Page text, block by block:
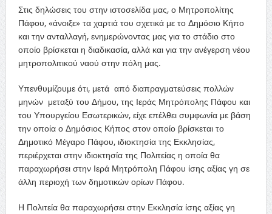
Στις δηλώσεις του στην ιστοσελίδα μας, ο Μητροπολίτης
Πάφου, «άνοιξε» τα χαρτιά του σχετικά με το Δημόσιο Κήπο
και την ανταλλαγή, ενημερώνοντας μας για το στάδιο στο
οποίο βρίσκεται η διαδικασία, αλλά και για την ανέγερση νέου
μητροπολιτικού ναού στην πόλη μας.
Υπενθυμίζουμε ότι, μετά από διαπραγματεύσεις πολλών
μηνών μεταξύ του Δήμου, της Ιεράς Μητρόπολης Πάφου και
του Υπουργείου Εσωτερικών, είχε επέλθει συμφωνία με βάση
την οποία ο Δημόσιος Κήπος στον οποίο βρίσκεται το
Δημοτικό Μέγαρο Πάφου, ιδιοκτησία της Εκκλησίας,
περιέρχεται στην ιδιοκτησία της Πολιτείας η οποία θα
παραχωρήσει στην Ιερά Μητρόπολη Πάφου ίσης αξίας γη σε
άλλη περιοχή των δημοτικών ορίων Πάφου.
Η Πολιτεία θα παραχωρήσει στην Εκκλησία ίσης αξίας γη